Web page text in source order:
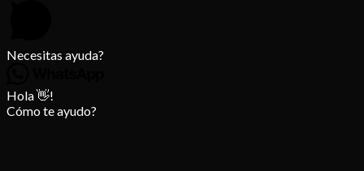
Necesitas ayuda?
Hola 👋!
Cómo te ayudo?